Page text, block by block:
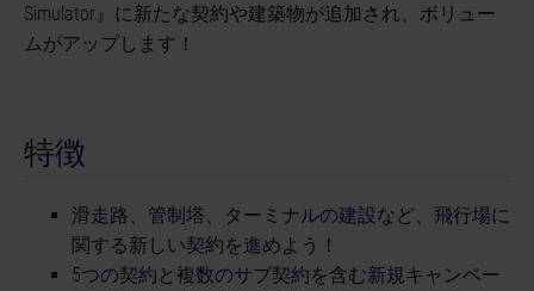
Simulator』に新たな契約や建築物が追加され、ボリュー
ムがアップします！
特徴
滑走路、管制塔、ターミナルの建設など、飛行場に
関する新しい契約を進めよう！
5つの契約と複数のサブ契約を含む新規キャンペー